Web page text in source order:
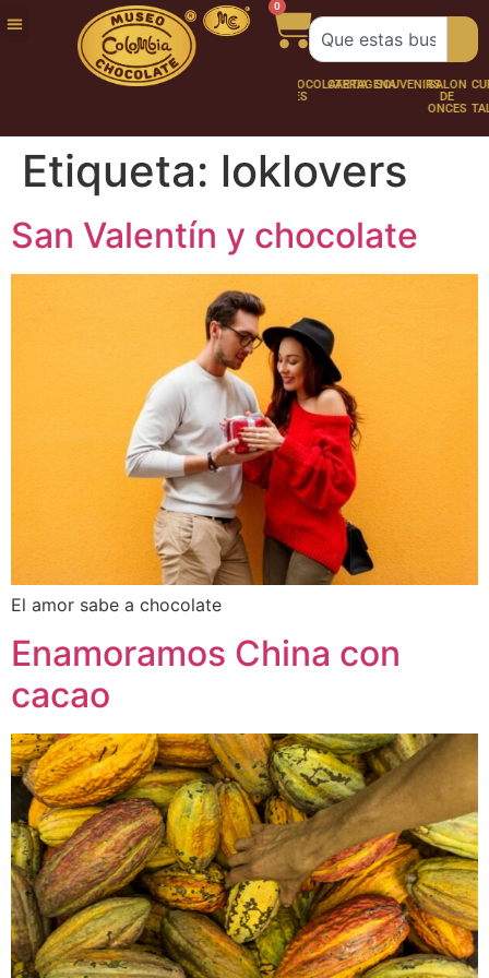
0
FUNDACIÓNNUESTRATRABAJA
CHOCOLATERÍA
CARTAGENASOUVENIRSSALÓN
ONCES
Etiqueta: loklovers
San Valentín y chocolate
El amor sabe a chocolate
Enamoramos China con
cacao